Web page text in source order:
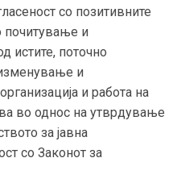
со позитивните
почитување и
истите, поточно
и
и работа на
во однос на утврдување
за јавна
со Законот за